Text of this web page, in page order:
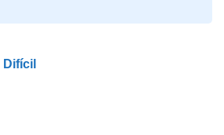
Difícil